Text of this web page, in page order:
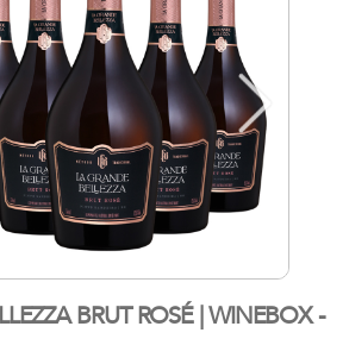
BRUT ROSÉ | WINEBOX -